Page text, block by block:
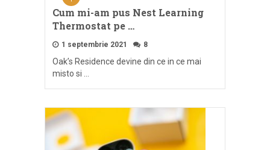
Cum mi-am pus Nest Learning
Thermostat pe …
1 septembrie 2021 8
Oak’s Residence devine din ce in ce mai
misto si …